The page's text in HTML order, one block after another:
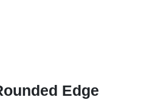
Edge